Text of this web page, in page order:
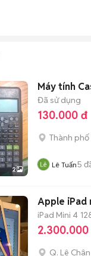
2
Máy tính
Đã sử dụng
130.000 đ
Thành
Lê Tuấn5
Apple iPad
iPad Mini 4
Q. Lê Chân